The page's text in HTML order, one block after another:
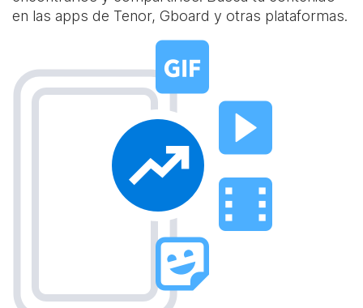
en las apps de Tenor, Gboard y otras plataformas.